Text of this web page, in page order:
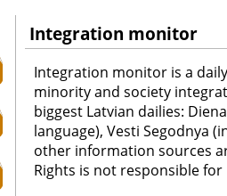
Integration monitor
Integration monitor is a
minority and society
biggest Latvian dailies:
language), Vesti Segodnya
other information sources
Rights is not responsible